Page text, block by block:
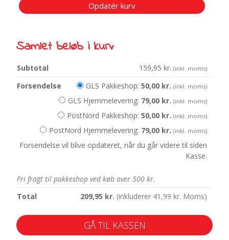
Opdatér kurv
Samlet beløb i kurv
159,95kr. (inkl. moms)
GLS Pakkeshop:50,00 kr. (inkl. moms)
GLS Hjemmelevering: 79,00 kr. (inkl. moms)
PostNord Pakkeshop:50,00 kr. (inkl. moms)
PostNord Hjemmelevering: 79,00 kr. (inkl. moms)
Forsendelse vil blive opdateret, når du går videre til siden
Kasse.
Fri fragt til pakkeshop ved køb over 500 kr.
209,95 kr. (inkluderer 41,99kr. Moms)
GÅ TIL KASSEN